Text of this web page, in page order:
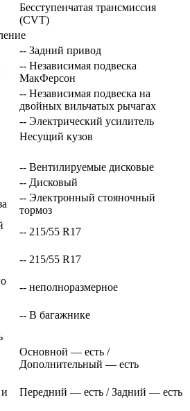
Бесступенчатая трансмиссия
(CVT)
-- Задний привод
-- Независимая подвеска
МакФерсон
-- Независимая подвеска на
двойных вильчатых рычагах
-- Электрический усилитель
Несущий кузов
-- Вентилируемые дисковые
-- Дисковый
-- Электронный стояночный
тормоз
-- 215/55 R17
-- 215/55 R17
-- неполноразмерное
-- В багажнике
Основной — есть /
Дополнительный — есть
Передний — есть / Задний — есть